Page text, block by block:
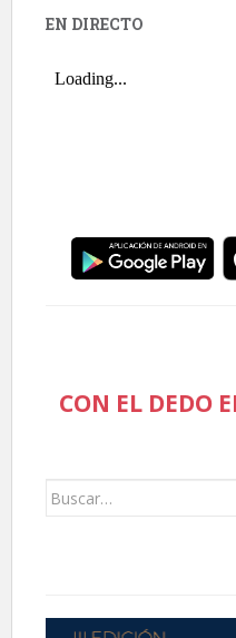
EN DIRECTO
CON EL DEDO
Buscar: